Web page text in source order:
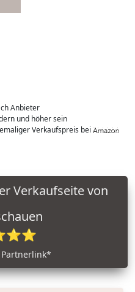
Anbieter
und höher sein
Verkaufspreis bei
Partnerlink*